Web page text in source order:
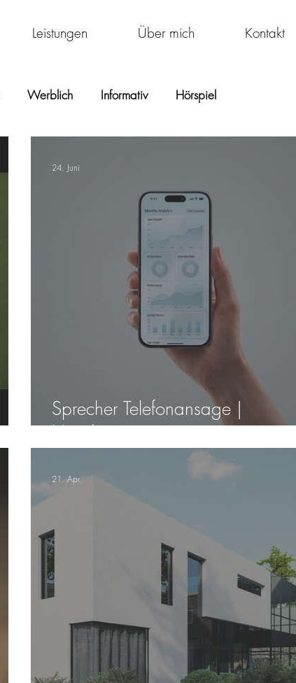
Leistungen Über mich Kontakt
Werblich Informativ Hörspiel
Sprecher Telefonansage |
Handywiese
24. Juni
21. Apr.